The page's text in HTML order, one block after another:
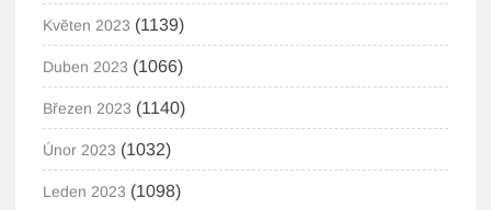
Květen 2023 (1139)
Duben 2023 (1066)
Březen 2023 (1140)
Únor 2023 (1032)
Leden 2023 (1098)